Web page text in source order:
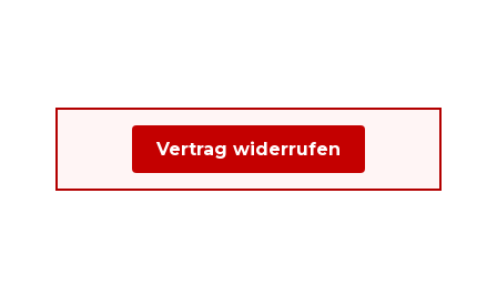
Vertrag widerrufen